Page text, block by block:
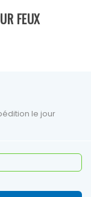
FEUX
le jour